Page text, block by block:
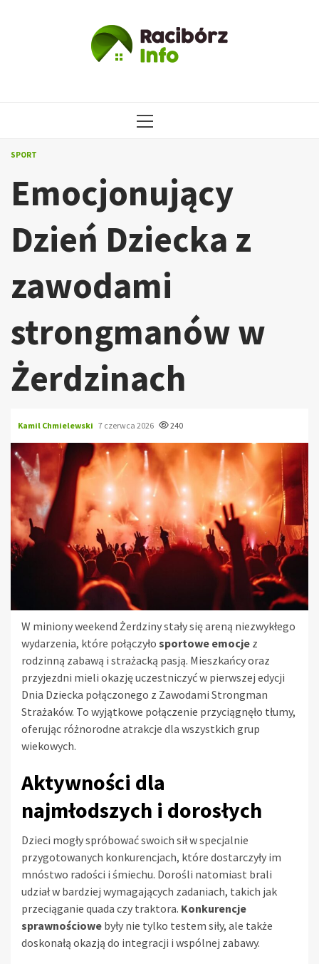
MENU
SPORT
Emocjonujący
Dzień Dziecka z
zawodami
strongmanów w
Żerdzinach
Kamil Chmielewski 7 czerwca 2026 240
W miniony weekend Żerdziny stały się areną niezwykłego
wydarzenia, które połączyło sportowe emocje z
rodzinną zabawą i strażacką pasją. Mieszkańcy oraz
przyjezdni mieli okazję uczestniczyć w pierwszej edycji
Dnia Dziecka połączonego z Zawodami Strongman
Strażaków. To wyjątkowe połączenie przyciągnęło tłumy,
oferując różnorodne atrakcje dla wszystkich grup
wiekowych.
Aktywności dla
najmłodszych i dorosłych
Dzieci mogły spróbować swoich sił w specjalnie
przygotowanych konkurencjach, które dostarczyły im
mnóstwo radości i śmiechu. Dorośli natomiast brali
udział w bardziej wymagających zadaniach, takich jak
przeciąganie quada czy traktora. Konkurencje
sprawnościowe były nie tylko testem siły, ale także
doskonałą okazją do integracji i wspólnej zabawy.